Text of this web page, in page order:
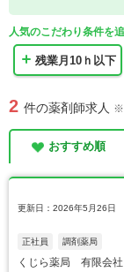
人気のこだわり条件を
残業月10ｈ以下
2 件の薬剤師求人 ※
おすすめ順
更新日：2026年5月26日
正社員 調剤薬局
くじら薬局 有限会社